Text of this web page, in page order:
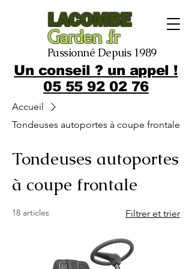
LACOMBE
Garden .fr
Passionné Depuis 1989
Un conseil ? un appel !
05 55 92 02 76
Accueil
Tondeuses autoportes à coupe frontale
Tondeuses autoportes
à coupe frontale
18 articles Filtrer et trier